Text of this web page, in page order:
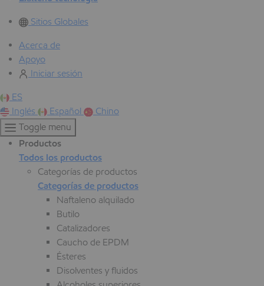
Sitios Globales
Acerca de
Apoyo
Iniciar sesión
ES
Inglés
Español
Chino
Toggle menu
Productos
Todos los productos
Categorías de productos
Categorías de productos
Naftaleno alquilado
Butilo
Catalizadores
Caucho de EPDM
Ésteres
Disolventes y fluidos